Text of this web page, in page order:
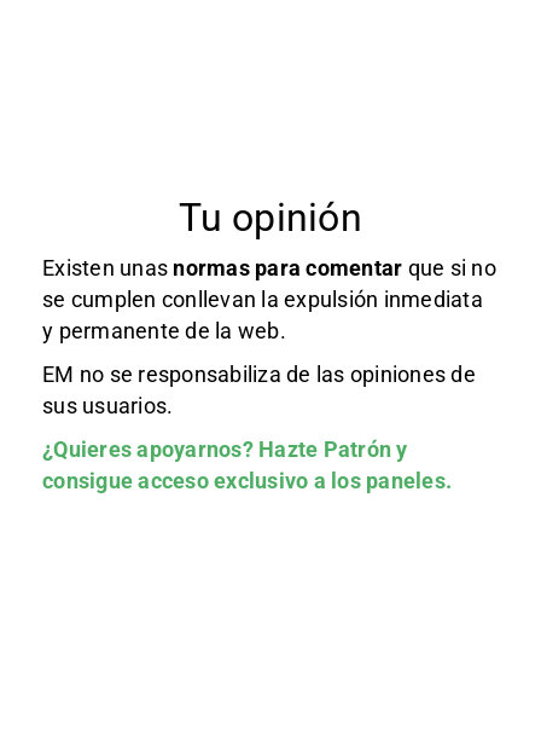
Tu opinión
Existen unas normas para comentar que si no
se cumplen conllevan la expulsión inmediata
y permanente de la web.
EM no se responsabiliza de las opiniones de
sus usuarios.
¿Quieres apoyarnos? Hazte Patróny
consigue acceso exclusivo a los paneles.